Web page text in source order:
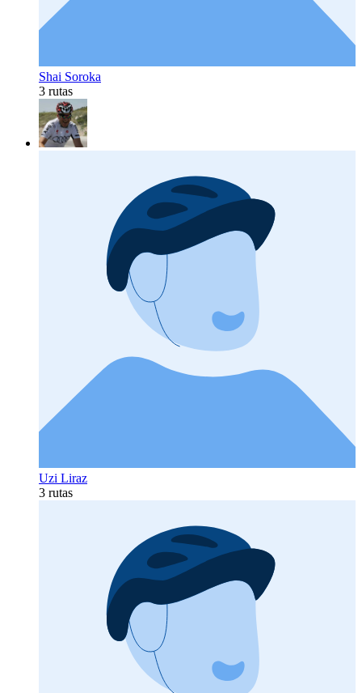
Shai Soroka
3 rutas
Uzi Liraz
3 rutas